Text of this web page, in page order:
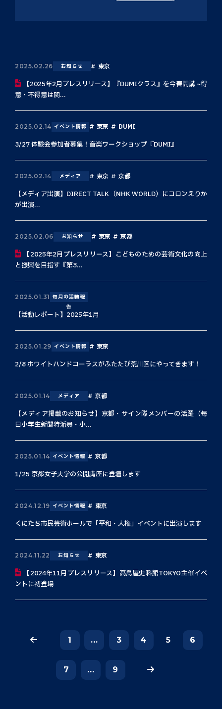
2025.02.26 お知らせ 東京
【2025年2月プレスリリース】『DUMIクラス』を今春開講 ~得
意・不得意は関...
2025.02.14 イベント情報 東京 DUMI
3/27 体験会参加者募集！音楽ワークショップ『DUMI』
2025.02.14 メディア 東京 京都
【メディア出演】DIRECT TALK（NHK WORLD）にコロンえりか
が出演...
2025.02.06 お知らせ 東京 京都
【2025年2月プレスリリース】こどものための芸術文化の向上
と振興を目指す『第3...
2025.01.31 毎月の活動報
告
【活動レポート】2025年1月
2025.01.29 イベント情報 東京
2/8 ホワイトハンドコーラスがふたたび荒川区にやってきます！
2025.01.14 メディア 京都
【メディア掲載のお知らせ】京都・サイン隊メンバーの活躍（毎
日小学生新聞特派員・小...
2025.01.14 イベント情報 京都
1/25 京都女子大学の公開講座に登壇します
2024.12.19 イベント情報 東京
くにたち市民芸術ホールで「平和・人権」イベントに出演します
2024.11.22 お知らせ 東京
【2024年11月プレスリリース】髙島屋史料館TOKYO主催イベ
ントに初登場
1 ... 3 4 5 6
7 ... 9